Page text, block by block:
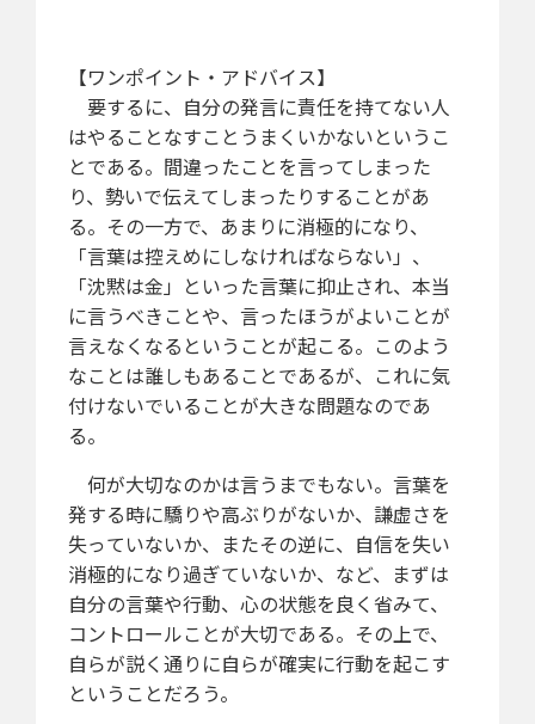
【ワンポイント・アドバイス】
要するに、自分の発言に責任を持てない人
はやることなすことうまくいかないというこ
とである。間違ったことを言ってしまった
り、勢いで伝えてしまったりすることがあ
る。その一方で、あまりに消極的になり、
「言葉は控えめにしなければならない」、
「沈黙は金」といった言葉に抑止され、本当
に言うべきことや、言ったほうがよいことが
言えなくなるということが起こる。このよう
なことは誰しもあることであるが、これに気
付けないでいることが大きな問題なのであ
る。
何が大切なのかは言うまでもない。言葉を
発する時に驕りや高ぶりがないか、謙虚さを
失っていないか、またその逆に、自信を失い
消極的になり過ぎていないか、など、まずは
自分の言葉や行動、心の状態を良く省みて、
コントロールことが大切である。その上で、
自らが説く通りに自らが確実に行動を起こす
ということだろう。